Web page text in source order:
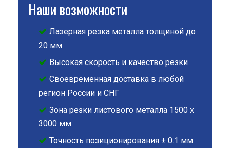
Наши возможности
Лазерная резка металла толщиной до
20 мм
Высокая скорость и качество резки
Своевременная доставка в любой
регион России и СНГ
Зона резки листового металла 1500 х
3000 мм
Точность позиционирования ± 0.1 мм